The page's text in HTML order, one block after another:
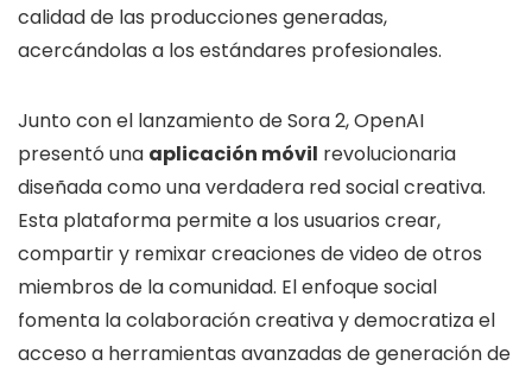
calidad de las producciones generadas,
acercándolas a los estándares profesionales.
Junto con el lanzamiento de Sora 2, OpenAI
presentó una aplicación móvil revolucionaria
diseñada como una verdadera red social creativa.
Esta plataforma permite a los usuarios crear,
compartir y remixar creaciones de video de otros
miembros de la comunidad. El enfoque social
fomenta la colaboración creativa y democratiza el
acceso a herramientas avanzadas de generación de